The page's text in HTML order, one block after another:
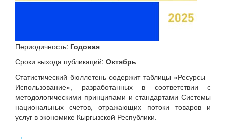
Периодичность: Годовая
Сроки выхода публикаций: Октябрь
Статистический бюллетень содержит таблицы «Ресурсы -
Использование», разработанных в соответствии с
методологическими принципами и стандартами Системы
национальных счетов, отражающих потоки товаров и
услуг в экономике Кыргызской Республики.